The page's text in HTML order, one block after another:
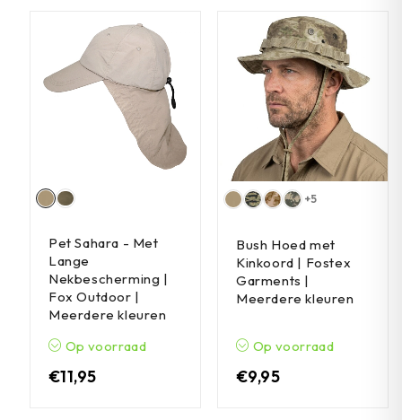
Pet Sahara - Met
Lange
Nekbescherming |
Fox Outdoor |
Meerdere kleuren
Op voorraad
€11,95
+5
Bush Hoed met
Kinkoord | Fostex
Garments |
Meerdere kleuren
Op voorraad
€9,95